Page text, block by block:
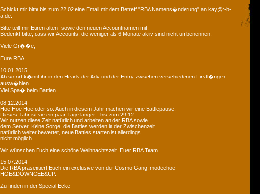
Schickt mir bitte bis zum 22.02 eine Email mit dem Betreff "RBA Namens�nderung" an kay@r-b-
a.de.
Bitte teilt mir Euren alten- sowie den neuen Accountnamen mit.
Bedenkt bitte, dass wir Accounts, die weniger als 6 Monate aktiv sind nicht umbenennen.
Viele Gr��e,
Eure RBA
10.01.2015
Ab sofort k�nnt ihr in den Heads der Adv und der Entry zwischen verschiedenen Firstl�ngen
ausw�hlen.
Viel Spa� beim Battlen
08.12.2014
Hoe Hoe Hoe oder so. Auch in diesem Jahr machen wir eine Battlepause.
Dieses Jahr ist sie ein paar Tage länger - bis zum 29.12.
Wir nutzen diese Zeit natürlich und arbeiten an der RBA sowie
dem Server. Keine Sorge, die Battles werden in der Zwischenzeit
natürlich weiter bewertet, neue Battles starten ist allerdings
nicht möglich.
Wir wünschen Euch eine schöne Weihnachtszeit. Euer RBA Team
15.07.2014
Die RBA präsentiert Euch ein exclusive von der Cosmo Gang: modeehoe -
HOE&DOWNGEE&UP.
Zu finden in der Special Ecke